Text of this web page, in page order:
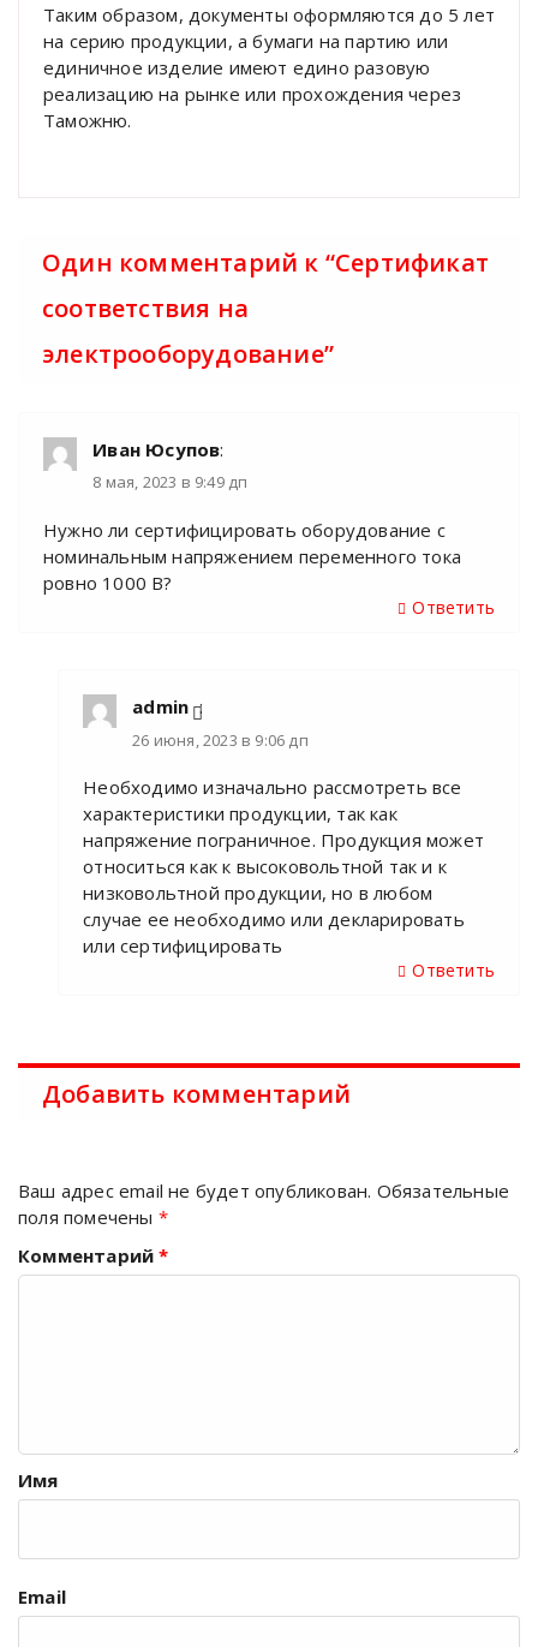
Таким образом, документы оформляются до 5 лет
на серию продукции, а бумаги на партию или
единичное изделие имеют едино разовую
реализацию на рынке или прохождения через
Таможню.
Один комментарий к “Сертификат
соответствия на
электрооборудование”
Иван Юсупов:
8 мая, 2023 в 9:49 дп
Нужно ли сертифицировать оборудование с
номинальным напряжением переменного тока
ровно 1000 В?
Ответить
admin :
26 июня, 2023 в 9:06 дп
Необходимо изначально рассмотреть все
характеристики продукции, так как
напряжение пограничное. Продукция может
относиться как к высоковольтной так и к
низковольтной продукции, но в любом
случае ее необходимо или декларировать
или сертифицировать
Ответить
Добавить комментарий
Ваш адрес email не будет опубликован. Обязательные
поля помечены *
Комментарий*
Имя
Email